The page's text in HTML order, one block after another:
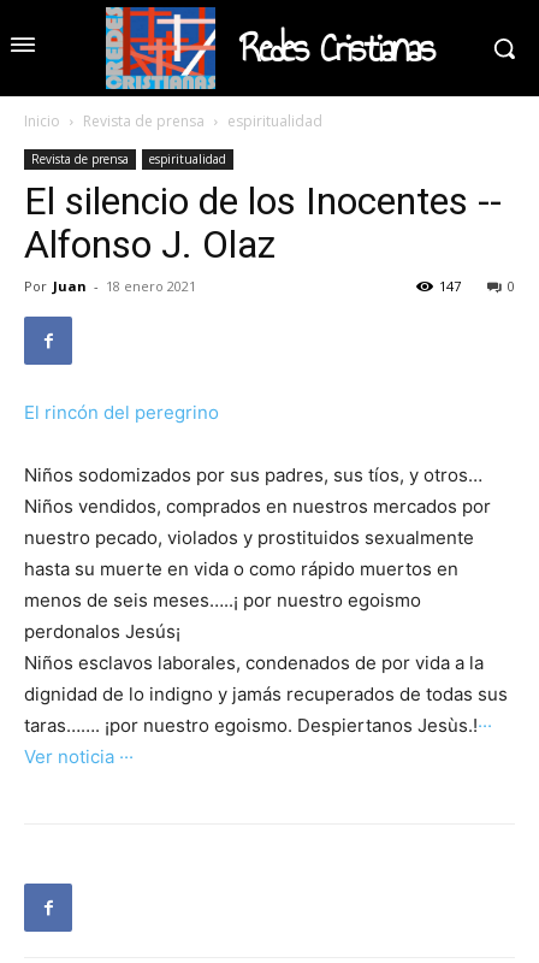
Redes Cristianas
Inicio Revista de prensa espiritualidad
Revista de prensa espiritualidad
El silencio de los Inocentes --
Alfonso J. Olaz
Por Juan - 18 enero 2021 0
147
El rincón del peregrino
Niños sodomizados por sus padres, sus tíos, y otros…
Niños vendidos, comprados en nuestros mercados por
nuestro pecado, violados y prostituidos sexualmente
hasta su muerte en vida o como rápido muertos en
menos de seis meses…..¡ por nuestro egoismo
perdonalos Jesús¡
Niños esclavos laborales, condenados de por vida a la
dignidad de lo indigno y jamás recuperados de todas sus
taras……. ¡por nuestro egoismo. Despiertanos Jesùs.!···
Ver noticia ···